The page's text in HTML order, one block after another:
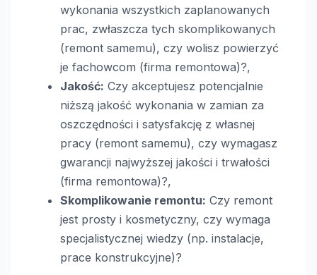
wykonania wszystkich zaplanowanych
prac, zwłaszcza tych skomplikowanych
(remont samemu), czy wolisz powierzyć
je fachowcom (firma remontowa)?,
Jakość: Czy akceptujesz potencjalnie
niższą jakość wykonania w zamian za
oszczędności i satysfakcję z własnej
pracy (remont samemu), czy wymagasz
gwarancji najwyższej jakości i trwałości
(firma remontowa)?,
Skomplikowanie remontu: Czy remont
jest prosty i kosmetyczny, czy wymaga
specjalistycznej wiedzy (np. instalacje,
prace konstrukcyjne)?